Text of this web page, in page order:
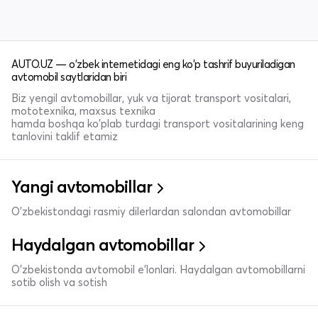
AUTO.UZ — o'zbek internetidagi eng ko'p tashrif buyuriladigan
avtomobil saytlaridan biri
Biz yengil avtomobillar, yuk va tijorat transport vositalari,
mototexnika, maxsus texnika
hamda boshqa ko'plab turdagi transport vositalarining keng
tanlovini taklif etamiz
Yangi avtomobillar
O'zbekistondagi rasmiy dilerlardan salondan avtomobillar
Haydalgan avtomobillar
O'zbekistonda avtomobil e’lonlari. Haydalgan avtomobillarni
sotib olish va sotish